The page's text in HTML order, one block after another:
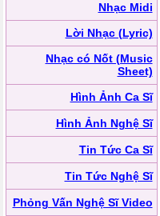
Nhạc Midi
Lời Nhạc (Lyric)
Nhạc có Nốt (Music
Sheet)
Hình Ảnh Ca Sĩ
Hình Ảnh Nghệ Sĩ
Tin Tức Ca Sĩ
Tin Tức Nghệ Sĩ
Phỏng Vấn Nghệ Sĩ Video